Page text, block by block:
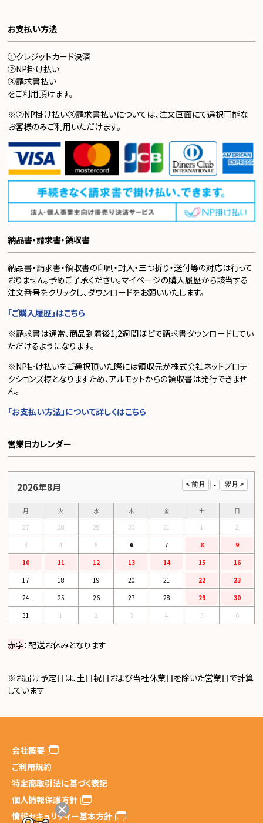
お支払い方法
①クレジットカード決済
②NP掛け払い
③請求書払い
をご利用頂けます。
※②NP掛け払い③請求書払いについては、注文画面にて選択可能な
お客様のみご利用いただけます。
納品書・請求書・領収書
納品書・請求書・領収書の印刷・封入・三つ折り・送付等の対応は行って
おりません。予めご了承ください。マイページの購入履歴から該当する
注文番号をクリックし、ダウンロードをお願いいたします。
「ご購入履歴」はこちら
※請求書は通常、商品到着後1,2週間ほどで請求書ダウンロードしてい
ただけるようになります。
※NP掛け払いをご選択頂いた際には領収元が株式会社ネットプロテ
クションズ様となりますため、アルモットからの領収書は発行できませ
ん。
「お支払い方法」について詳しくはこちら
営業日カレンダー
2026年8月
月 火 水 木 金 土
日
27
28 29 30 31 1
2
3
4 5 6 7 8
9
10
11 12 13 14 15
16
17
18 19 20 21 22
23
24
25 26 27 28 29
30
31
1 2 3 4 5 6
赤字：配送お休みとなります
※お届け予定日は、土日祝日および当社休業日を除いた営業日で計算
しています
会社概要
ご利用規約
特定商取引法に基づく表記
個人情報保護方針
情報セキュリティー基本方針